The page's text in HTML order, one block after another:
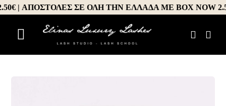
Μετάβαση
περιεχόμενο
| ΑΠΟΣΤΟΛΕΣ ΣΕ ΟΛΗ ΤΗΝ ΕΛΛΑΔΑ ΜΕ BOX NOW
Toggle
Navigation
Αρχική